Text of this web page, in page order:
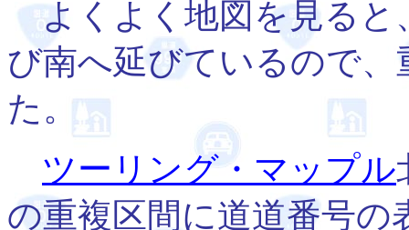
よくよく地図を見ると
び南へ延びているので
た。
ツーリング・マップル
の重複区間に道道番号